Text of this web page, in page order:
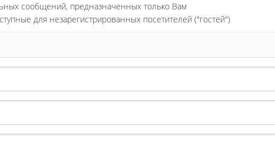
сообщений, предназначенных только Вам
для незарегистрированных посетителей ("гостей")